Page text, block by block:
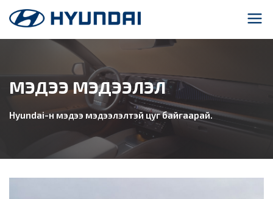
МЭДЭЭ МЭДЭЭЛЭЛ
Hyundai-н мэдээ мэдээлэлтэй цуг байгаарай.